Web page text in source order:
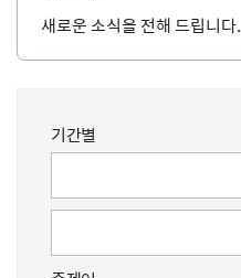
새로운 소식을 전해 드립니다.
기간별